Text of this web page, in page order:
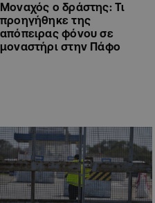
Μοναχός ο δράστης: Τι
προηγήθηκε της
απόπειρας φόνου σε
μοναστήρι στην Πάφο